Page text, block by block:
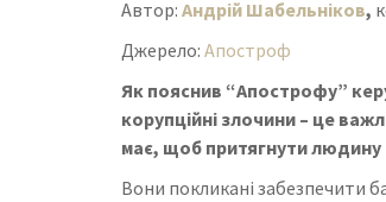
Автор: Андрій Шабельніков,
Джерело: Апостроф
Як пояснив “Апострофу”
корупційні злочини – це
має, щоб притягнути людину
Вони покликані забезпечити